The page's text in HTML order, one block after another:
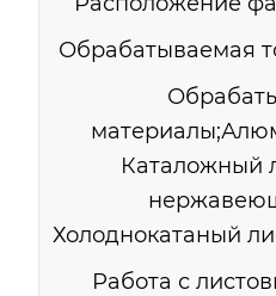
Обрабатываемая
Каталожный
Холоднокатаный
Работа с